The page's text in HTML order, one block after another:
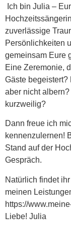
Ich bin Julia –
zuverlässige
Persönlichkeiten
gemeinsam Eure
Eine Zeremonie,
Gäste
aber nicht
kurzweilig? ​
Dann freue ich
kennenzulernen!
Stand auf der
Gespräch.
Natürlich findet
meinen
https://
Liebe! Julia